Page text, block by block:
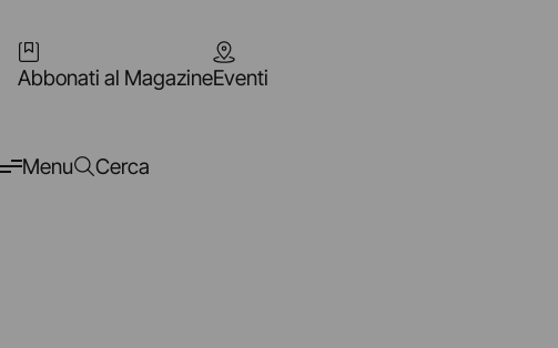
Abbonati al MagazineEventi
Menu Cerca